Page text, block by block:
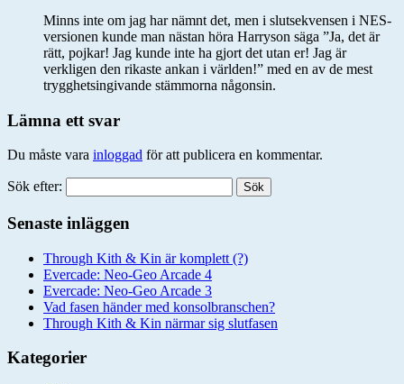
Minns inte om jag har nämnt det, men i slutsekvensen i NES-
versionen kunde man nästan höra Harryson säga ”Ja, det är
rätt, pojkar! Jag kunde inte ha gjort det utan er! Jag är
verkligen den rikaste ankan i världen!” med en av de mest
trygghetsingivande stämmorna någonsin.
Lämna ett svar
Du måste vara inloggad för att publicera en kommentar.
Sök efter:
Senaste inläggen
Through Kith & Kin är komplett (?)
Evercade: Neo-Geo Arcade 4
Evercade: Neo-Geo Arcade 3
Vad fasen händer med konsolbranschen?
Through Kith & Kin närmar sig slutfasen
Kategorier